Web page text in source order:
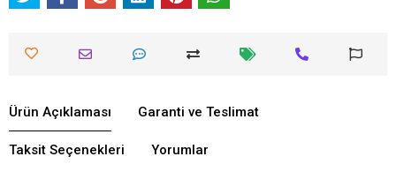
Ürün Açıklaması Garanti ve Teslimat
Taksit Seçenekleri Yorumlar